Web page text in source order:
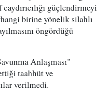
güçlendirmeyi
birine yönelik silahlı
öngördüğü
Anlaşması"
taahhüt ve
verilmedi.